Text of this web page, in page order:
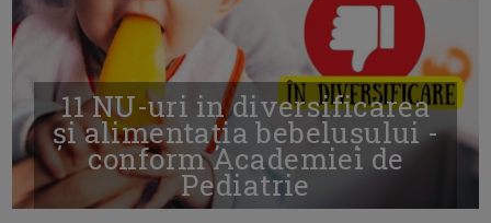
11 NU-uri in diversificarea
și alimentația bebelușului -
conform Academiei de
Pediatrie